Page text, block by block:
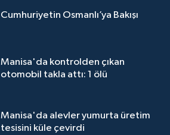
Cumhuriyetin Osmanlı’ya Bakışı
Manisa'da kontrolden çıkan
otomobil takla attı: 1 ölü
Manisa'da alevler yumurta üretim
tesisini küle çevirdi